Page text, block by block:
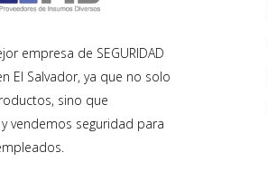
empresa de SEGURIDAD
El Salvador, ya que no solo
sino que
vendemos seguridad para